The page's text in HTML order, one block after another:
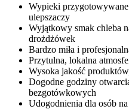
Wypieki
ulepszaczy
Wyjątkowy smak chleba
drożdżówek
Bardzo miła i
Przytulna, lokalna
Wysoka jakość
Dogodne godziny
bezgotówkowych
Udogodnienia dla osób